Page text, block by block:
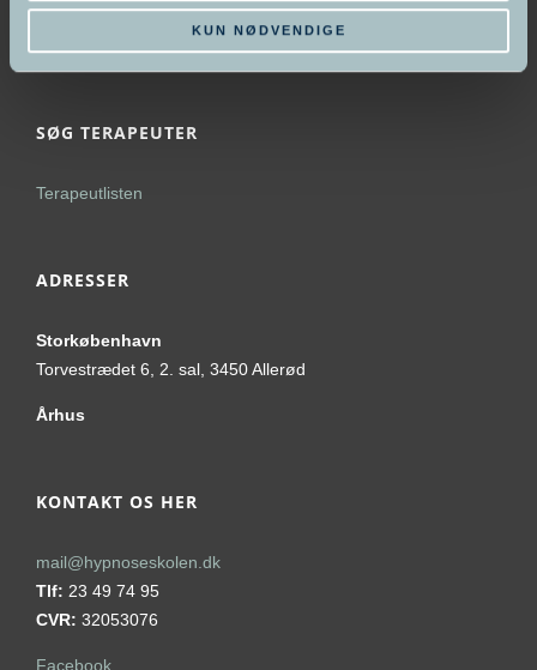
KUN NØDVENDIGE
•Spirituel Hypnoterapeut
SØG TERAPEUTER
Terapeutlisten
ADRESSER
Storkøbenhavn
Torvestrædet 6, 2. sal, 3450 Allerød
Århus
KONTAKT OS HER
mail@hypnoseskolen.dk
Tlf: 23 49 74 95
CVR: 32053076
Facebook